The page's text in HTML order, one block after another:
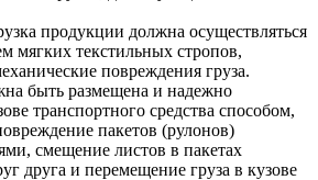
продукции должна осуществляться
мягких текстильных стропов,
повреждения груза.
быть размещена и надежно
транспортного средства способом,
пакетов (рулонов)
смещение листов в пакетах
друга и перемещение груза в кузове